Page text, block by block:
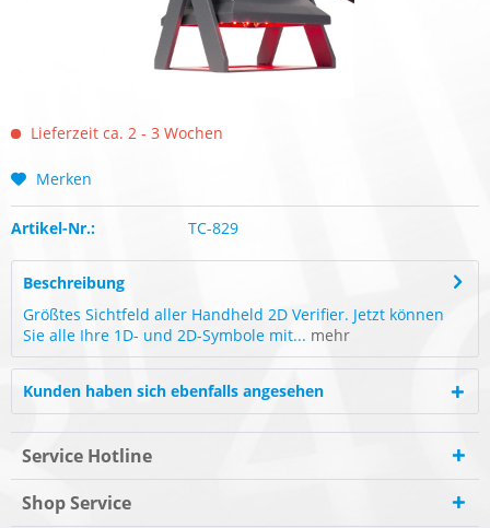
Lieferzeit ca. 2 - 3 Wochen
Merken
Artikel-Nr.: TC-829
Beschreibung
Größtes Sichtfeld aller Handheld 2D Verifier. Jetzt können
Sie alle Ihre 1D- und 2D-Symbole mit... mehr
Kunden haben sich ebenfalls angesehen
Service Hotline
Shop Service